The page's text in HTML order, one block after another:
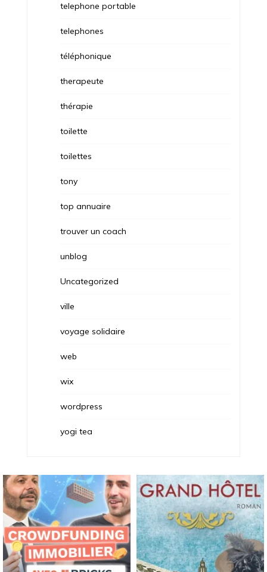
telephone portable
telephones
téléphonique
therapeute
thérapie
toilette
toilettes
tony
top annuaire
trouver un coach
unblog
Uncategorized
ville
voyage solidaire
web
wix
wordpress
yogi tea